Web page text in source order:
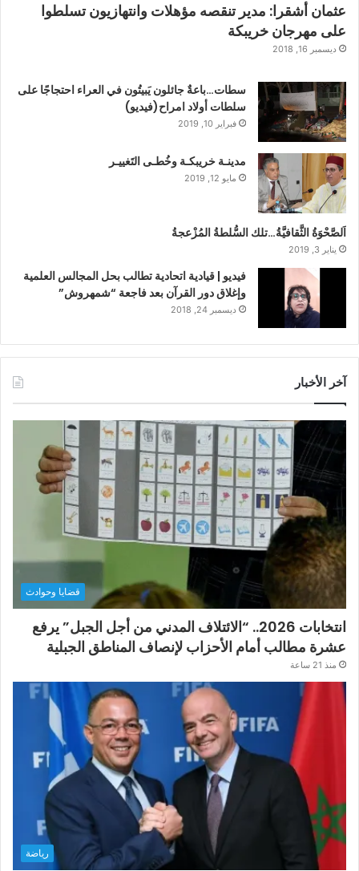
عثمان أشقرا: مدير تنقصه مؤهلات وانتهازيون تسلطوا
على مهرجان خريبكة
ديسمبر 16, 2018
سطات…باعةٌ جائلون يَبيتُون في العراء احتجاجًا على
سلطات أولاد امراح(فيديو)
فبراير 10, 2019
مدينـة خريبكـة وخُطـى التَغييـر
مايو 12, 2019
اَلصَّحْوَةُ الثَّقافيَّةُ…تلك السُّلطةُ المُزْعجةُ
يناير 3, 2019
فيديو | قيادية اتحادية تطالب بحل المجالس العلمية
وإغلاق دور القرآن بعد فاجعة “شمهروش”
ديسمبر 24, 2018
آخر الأخبار
قضايا وحوادث
انتخابات 2026.. “الائتلاف المدني من أجل الجبل” يرفع
عشرة مطالب أمام الأحزاب لإنصاف المناطق الجبلية
منذ 21 ساعة
رياضة